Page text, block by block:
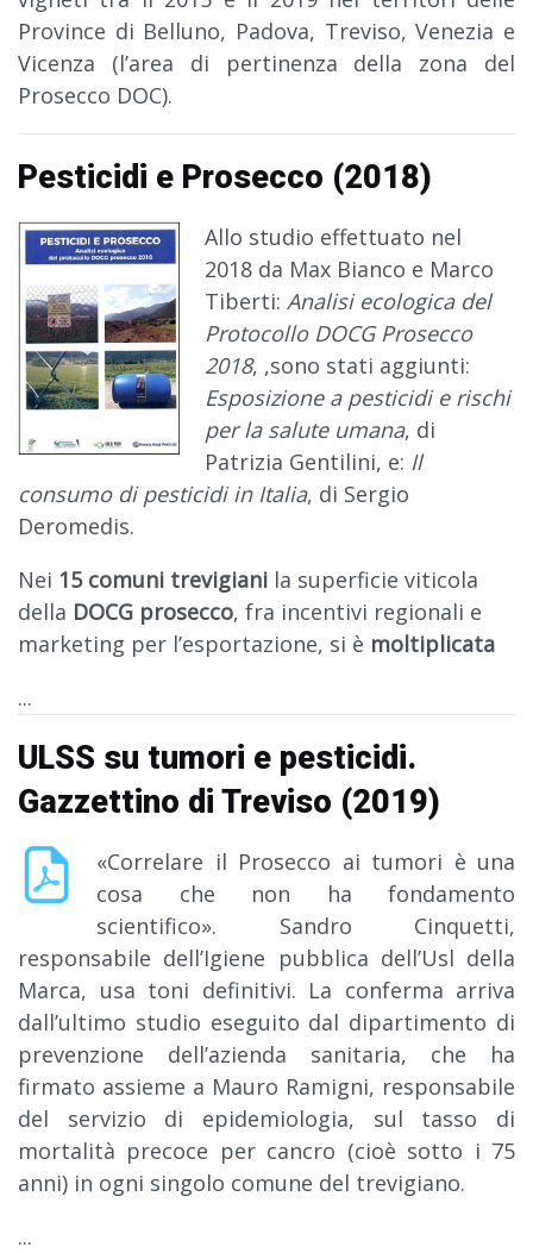
Province di Belluno, Padova, Treviso, Venezia e
Vicenza (l’area di pertinenza della zona del
Prosecco DOC).
Pesticidi e Prosecco (2018)
Allo studio effettuato nel
2018 da Max Bianco e Marco
Tiberti:Analisi ecologica del
Protocollo DOCG Prosecco
2018, ,sono stati aggiunti:
Esposizione a pesticidi e rischi
per la salute umana, di
Patrizia Gentilini, e: Il
consumo di pesticidi in Italia, di Sergio
Deromedis.
Nei 15 comuni trevigiani la superficie viticola
della DOCG prosecco, fra incentivi regionali e
marketing per l’esportazione, si è moltiplicata
...
ULSS su tumori e pesticidi.
Gazzettino di Treviso (2019)
«Correlare il Prosecco ai tumori è una
cosa che non ha fondamento
scientifico». Sandro Cinquetti,
responsabile dell’Igiene pubblica dell’Usl della
Marca, usa toni definitivi. La conferma arriva
dall’ultimo studio eseguito dal dipartimento di
prevenzione dell’azienda sanitaria, che ha
firmato assieme a Mauro Ramigni, responsabile
del servizio di epidemiologia, sul tasso di
mortalità precoce per cancro (cioè sotto i 75
anni) in ogni singolo comune del trevigiano.
...